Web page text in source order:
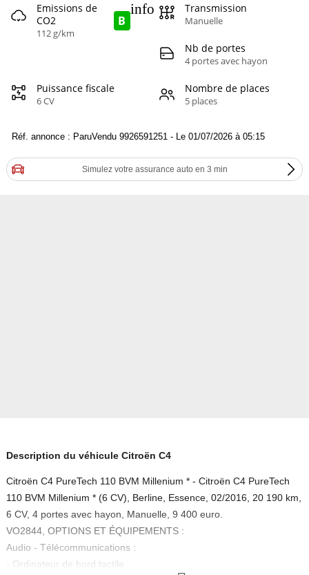
Emissions de
CO2
112 g/km
B
info Transmission
Manuelle
Nb de portes
4 portes avec hayon
Puissance fiscale
6 CV
Nombre de places
5 places
Réf. annonce : ParuVendu 9926591251 - Le 01/07/2026 à 05:15
Simulez votre assurance auto en 3 min
Description du véhicule Citroën C4
Citroën C4 PureTech 110 BVM Millenium * - Citroën C4 PureTech
110 BVM Millenium * (6 CV), Berline, Essence, 02/2016, 20 190 km,
6 CV, 4 portes avec hayon, Manuelle, 9 400 euro.
VO2844, OPTIONS ET ÉQUIPEMENTS :
Audio - Télécommunications :
- Ordinateur de bord tactile